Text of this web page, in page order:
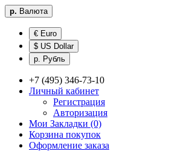
р. Валюта
€ Euro
$ US Dollar
р. Рубль
+7 (495) 346-73-10
Личный кабинет
Регистрация
Авторизация
Мои Закладки (0)
Корзина покупок
Оформление заказа